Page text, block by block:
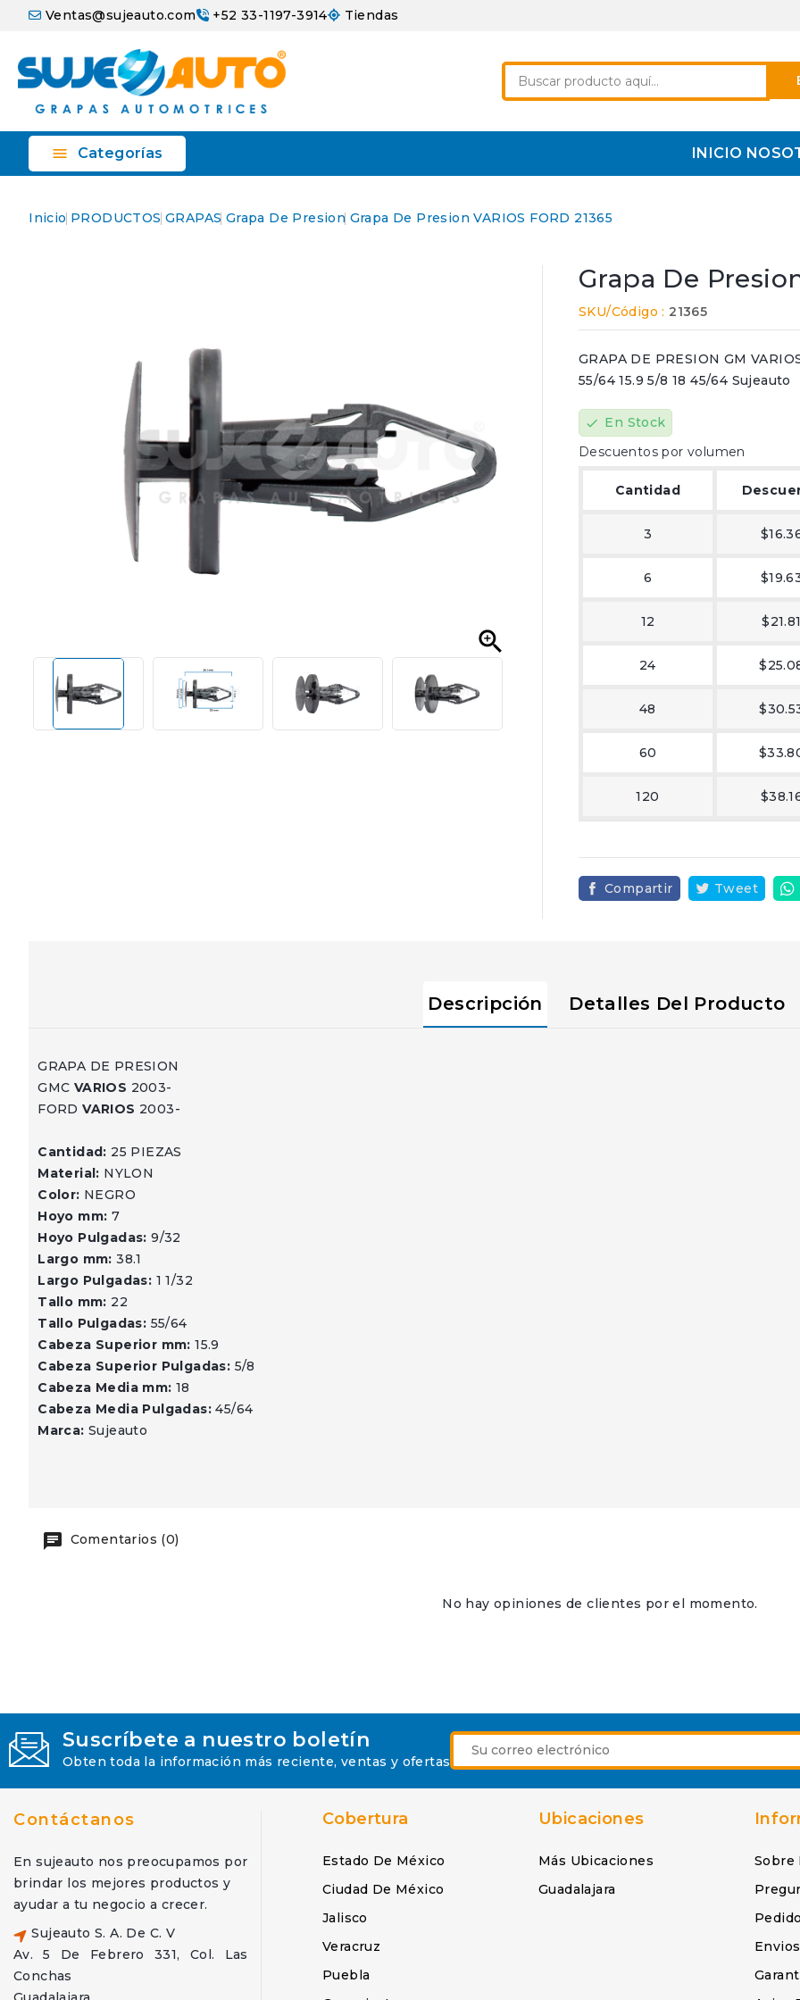
Ventas@sujeauto.com +52 33-1197-3914 Tiendas
 Categorías INICIO
Inicio PRODUCTOS GRAPAS Grapa De Presion Grapa De Presion VARIOS FORD 21365

Grapa De
SKU/Código : 21365
GRAPA DE PRESION GM
55/64 15.9 5/8 18 45/64 Sujeauto
check En Stock
Descuentos por volumen
Cantidad
3
6
12 $21.81
24
48
60
120
Compartir Tweet
Descripción Detalles Del Producto
GRAPA DE PRESION
GMC VARIOS 2003-
FORD VARIOS 2003-
Cantidad: 25 PIEZAS
Material: NYLON
Color: NEGRO
Hoyo mm: 7
Hoyo Pulgadas:9/32
Largo mm:38.1
Largo Pulgadas: 1 1/32
Tallo mm: 22
Tallo Pulgadas: 55/64
Cabeza Superior mm:15.9
Cabeza Superior Pulgadas: 5/8
Cabeza Media mm: 18
Cabeza Media Pulgadas:45/64
Marca: Sujeauto
Comentarios (0)
No hay opiniones de clientes por el momento.
Suscríbete a nuestro boletín
Obten toda la información más reciente, ventas y ofertas
Contáctanos
En sujeauto nos preocupamos por
brindar los mejores productos y
ayudar a tu negocio a crecer.
Sujeauto S. A. De C. V
Av. 5 De Febrero 331, Col. Las
Conchas
Cobertura
Estado De México
Ciudad De México
Jalisco
Veracruz
Puebla
Ubicaciones
Más Ubicaciones
Guadalajara
Sobre
Envios